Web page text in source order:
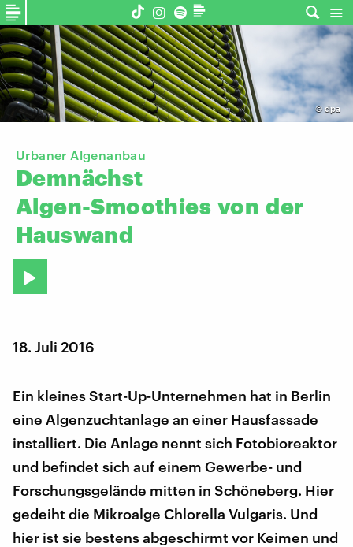
© dpa
Urbaner Algenanbau
Demnächst
Algen-Smoothies von der
Hauswand
18. Juli 2016
Ein kleines Start-Up-Unternehmen hat in Berlin
eine Algenzuchtanlage an einer Hausfassade
installiert. Die Anlage nennt sich Fotobioreaktor
und befindet sich auf einem Gewerbe- und
Forschungsgelände mitten in Schöneberg. Hier
gedeiht die Mikroalge Chlorella Vulgaris. Und
hier ist sie bestens abgeschirmt vor Keimen und